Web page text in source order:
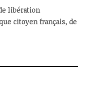
libération
citoyen français, de